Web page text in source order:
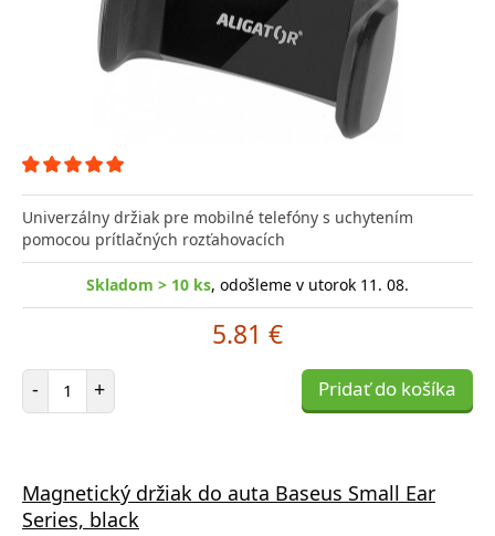
Univerzálny držiak pre mobilné telefóny s uchytením
pomocou prítlačných rozťahovacích
Skladom > 10 ks, odošleme v utorok 11. 08.
5.81 €
- Počet položiek
+ Pridať do košíka
Magnetický držiak do auta Baseus Small Ear
Series, black